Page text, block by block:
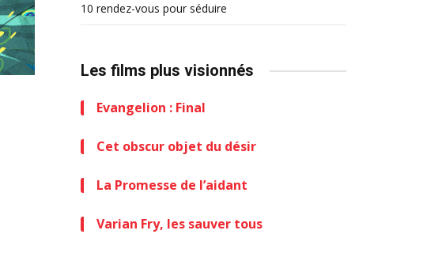
10 rendez-vous pour séduire
Les films plus visionnés
Evangelion : Final
Cet obscur objet du désir
La Promesse de l’aidant
Varian Fry, les sauver tous